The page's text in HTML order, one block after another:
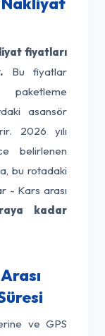
fiyatları
Bu fiyatlar
asansör
2026 yılı
belirlenen
bu rotadaki
- Kars arası
kadar
ve GPS